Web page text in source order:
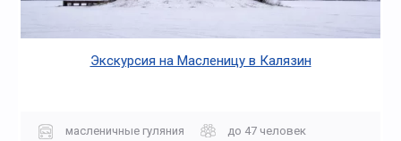
Экскурсия на Масленицу в Калязин
масленичные гуляния
до 47 человек